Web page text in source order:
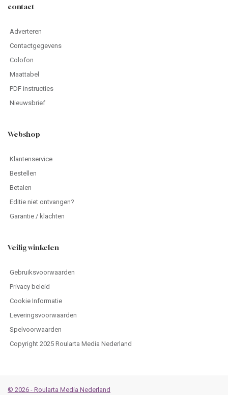
contact
Adverteren
Contactgegevens
Colofon
Maattabel
PDF instructies
Nieuwsbrief
Webshop
Klantenservice
Bestellen
Betalen
Editie niet ontvangen?
Garantie / klachten
Veilig winkelen
Gebruiksvoorwaarden
Privacy beleid
Cookie Informatie
Leveringsvoorwaarden
Spelvoorwaarden
Copyright 2025 Roularta Media Nederland
© 2026 - Roularta Media Nederland